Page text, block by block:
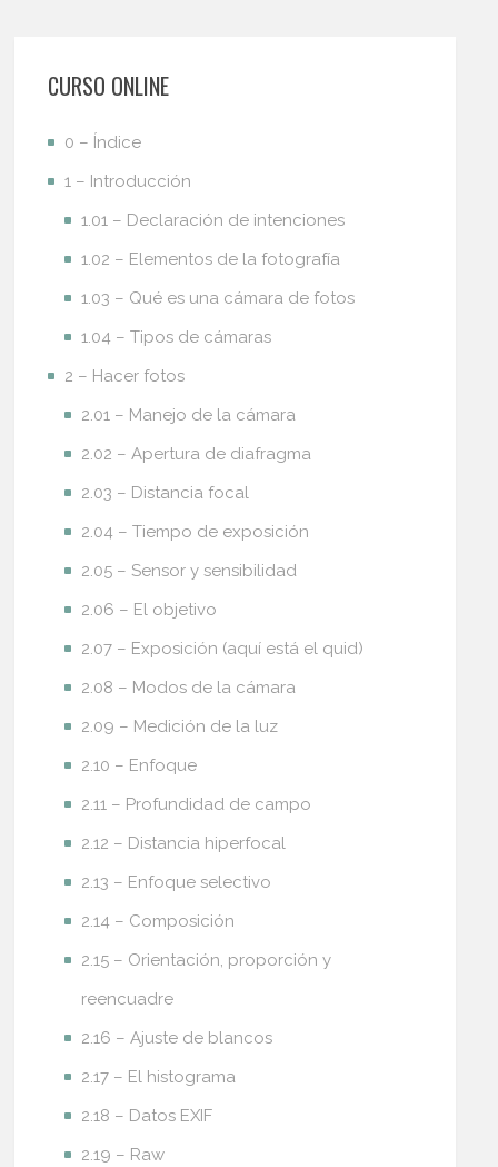
CURSO ONLINE
0 – Índice
1 – Introducción
1.01 – Declaración de intenciones
1.02 – Elementos de la fotografía
1.03 – Qué es una cámara de fotos
1.04 – Tipos de cámaras
2 – Hacer fotos
2.01 – Manejo de la cámara
2.02 – Apertura de diafragma
2.03 – Distancia focal
2.04 – Tiempo de exposición
2.05 – Sensor y sensibilidad
2.06 – El objetivo
2.07 – Exposición (aquí está el quid)
2.08 – Modos de la cámara
2.09 – Medición de la luz
2.10 – Enfoque
2.11 – Profundidad de campo
2.12 – Distancia hiperfocal
2.13 – Enfoque selectivo
2.14 – Composición
2.15 – Orientación, proporción y
reencuadre
2.16 – Ajuste de blancos
2.17 – El histograma
2.18 – Datos EXIF
2.19 – Raw